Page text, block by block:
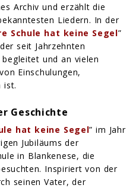
Archiv und erzählt die
Liedern. In der
Schule hat keine Segel”
seit Jahrzehnten
und an vielen
Einschulungen,
ist.
Geschichte
hat keine Segel” im Jahr
Jubiläums der
in Blankenese, die
Inspiriert von der
seinen Vater, der